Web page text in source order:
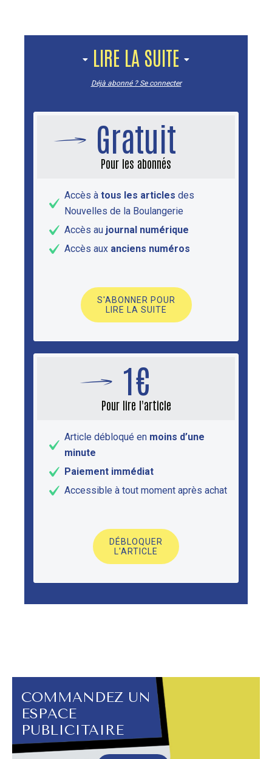
LIRE LA SUITE
Déjà abonné ? Se connecter
Gratuit
Pour les abonnés
Accès à tous les articles des
Nouvelles de la Boulangerie
Accès au journal numérique
Accès aux anciens numéros
S'ABONNER POUR
LIRE LA SUITE
1€
Pour lire l'article
Article débloqué en moins d’une
minute
Paiement immédiat
Accessible à tout moment après achat
DÉBLOQUER
L'ARTICLE
COMMANDEZ UN
ESPACE
PUBLICITAIRE